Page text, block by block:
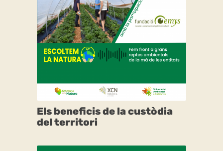
Els beneficis de la custòdia
del territori